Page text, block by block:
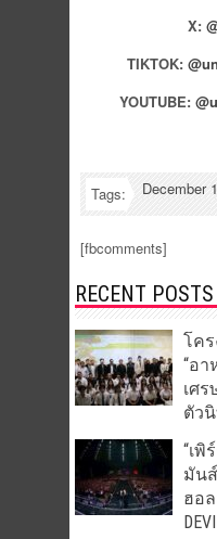
X:
TIKTOK:
YOUTUBE:
Tags: December
[fbcomments]
RECENT POSTS
โค
“อ
เศ
ตัวนิ
“เพิ
มัน
ฮอล